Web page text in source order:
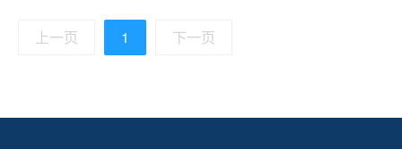
CURLPROXY_SOCKS5); break; } // 设置代理服务器
curl_setopt($ch, CURLOPT_PROXY, $proxy); // 设置需要
请求的 URL curl_set
上一页 1 下一页